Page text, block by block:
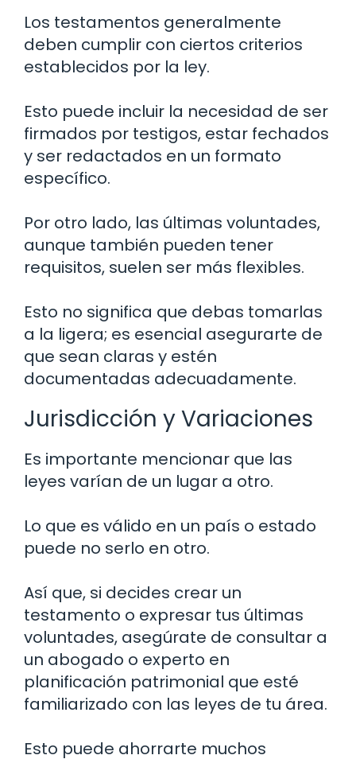
Los testamentos generalmente
deben cumplir con ciertos criterios
establecidos por la ley.
Esto puede incluir la necesidad de ser
firmados por testigos, estar fechados
y ser redactados en un formato
específico.
Por otro lado, las últimas voluntades,
aunque también pueden tener
requisitos, suelen ser más flexibles.
Esto no significa que debas tomarlas
a la ligera; es esencial asegurarte de
que sean claras y estén
documentadas adecuadamente.
Jurisdicción y Variaciones
Es importante mencionar que las
leyes varían de un lugar a otro.
Lo que es válido en un país o estado
puede no serlo en otro.
Así que, si decides crear un
testamento o expresar tus últimas
voluntades, asegúrate de consultar a
un abogado o experto en
planificación patrimonial que esté
familiarizado con las leyes de tu área.
Esto puede ahorrarte muchos